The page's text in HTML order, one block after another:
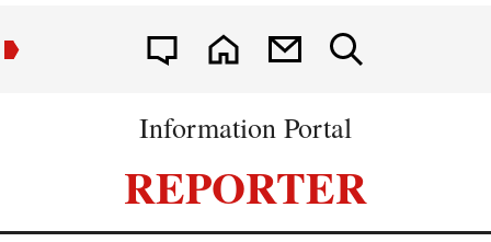
Information Portal
REPORTER